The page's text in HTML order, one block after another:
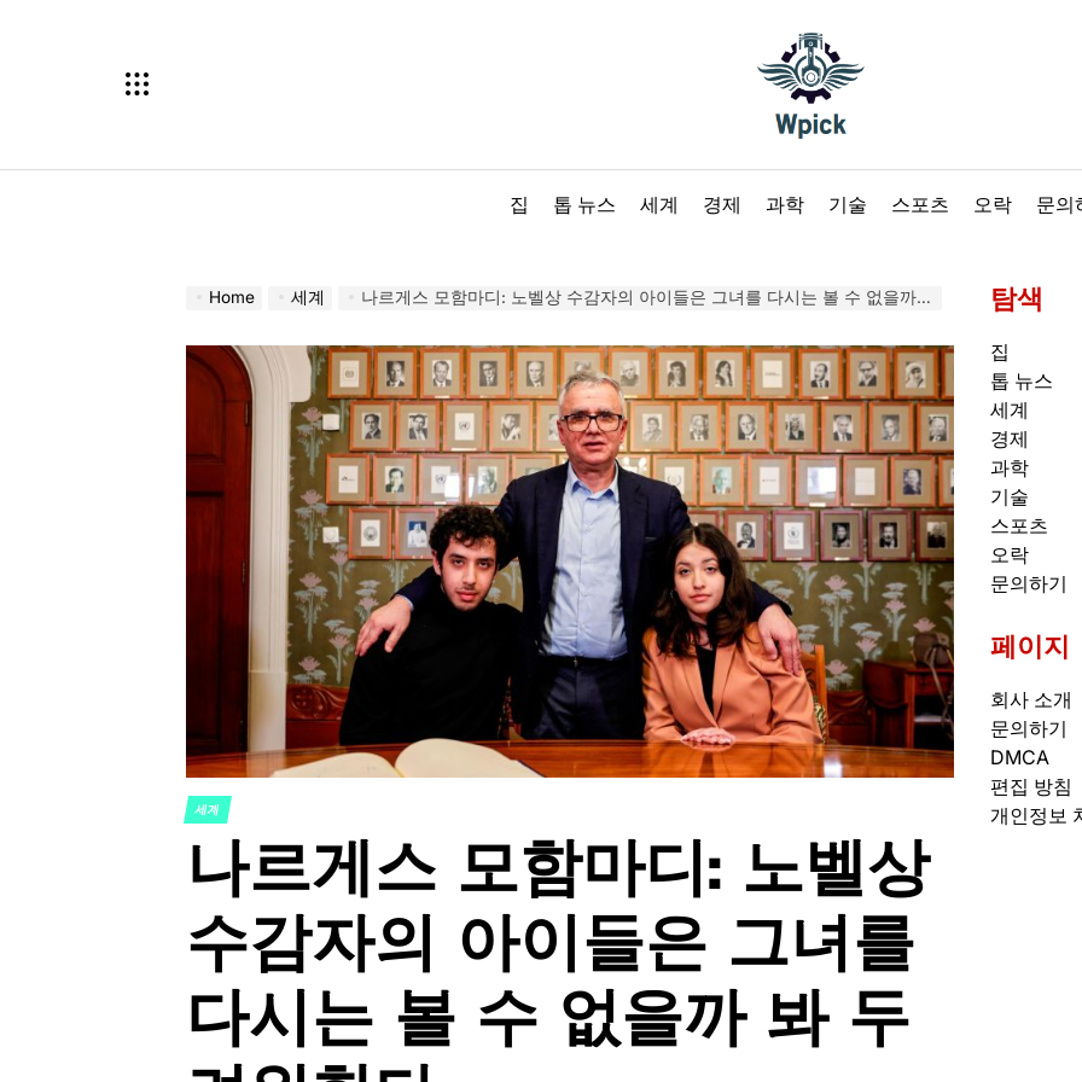
집
톱 뉴스 세계 경제 과학 기술 스포츠 오락 문의
Home 세계 나르게스 모함마디: 노벨상 수감자의 아이들은 그녀를 다시는 볼 수 없을까 봐 두려워한다
POSTED
세계
나르게스 모함마디: 노벨상
수감자의 아이들은 그녀를
다시는 볼 수 없을까 봐 두
탐색
집
톱 뉴스
세계
경제
과학
기술
스포츠
오락
문의하기
페이지
회사 소개
문의하기
DMCA
편집 방침
개인정보